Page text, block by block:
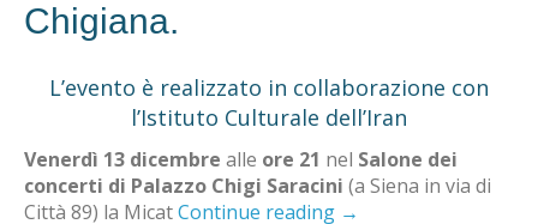
Chigiana.
L’evento è realizzato in collaborazione con
l’Istituto Culturale dell’Iran
Venerdì 13 dicembre alle ore 21 nel Salone dei
concerti di Palazzo Chigi Saracini (a Siena in via di
Città 89) la MicatContinue reading →